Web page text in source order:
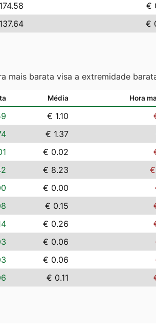
€
€
mais barata visa a extremidade
Média Hora
€ 1.10
€ 1.37
€ 0.02
€ 8.23
€ 0.00
€ 0.15
€ 0.26
€ 0.06
€ 0.06
€ 0.11